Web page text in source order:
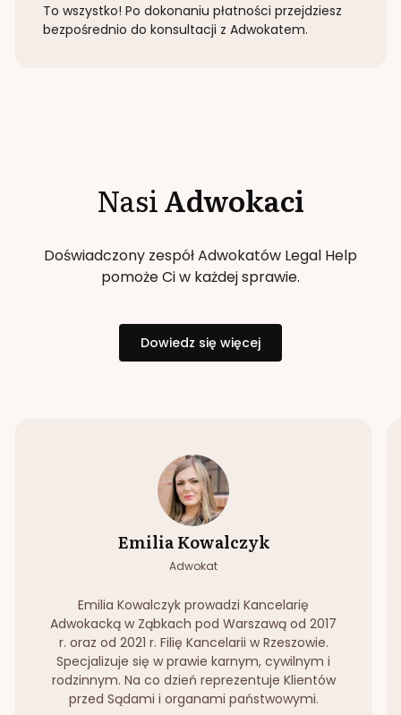
To wszystko! Po dokonaniu płatności przejdziesz
bezpośrednio do konsultacji z Adwokatem.
NasiAdwokaci
Doświadczony zespół Adwokatów Legal Help
pomoże Ci w każdej sprawie.
Dowiedz się więcej
Emilia Kowalczyk
Adwokat
Emilia Kowalczyk prowadzi Kancelarię
Adwokacką w Ząbkach pod Warszawą od 2017
r. oraz od 2021 r. Filię Kancelarii w Rzeszowie.
Specjalizuje się w prawie karnym, cywilnym i
rodzinnym. Na co dzień reprezentuje Klientów
przed Sądami i organami państwowymi.